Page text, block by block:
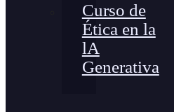
Curso de
Ética en la
lA
Generativa